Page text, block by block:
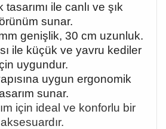
tasarımı ile canlı ve şık
sunar.
genişlik, 30 cm uzunluk.
ile küçük ve yavru kediler
uygundur.
uygun ergonomik
sunar.
için ideal ve konforlu bir
aksesuardır.